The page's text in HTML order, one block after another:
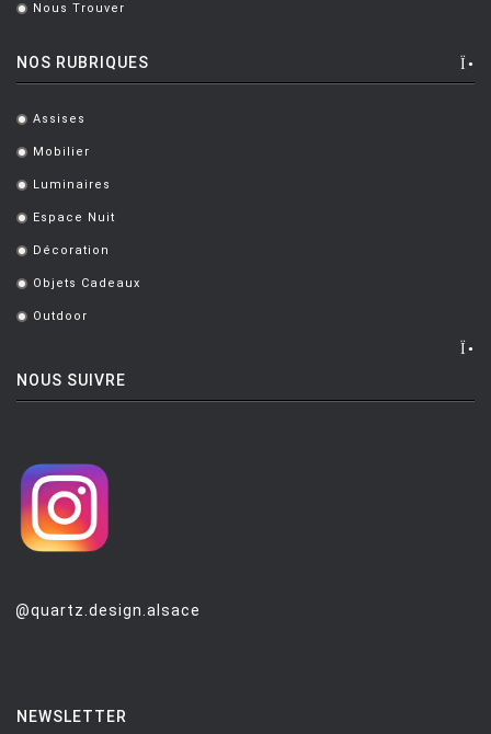
. Nous Trouver
NOS RUBRIQUES
. Assises
. Mobilier
. Luminaires
. Espace Nuit
. Décoration
. Objets Cadeaux
. Outdoor
NOUS SUIVRE
@quartz.design.alsace
NEWSLETTER